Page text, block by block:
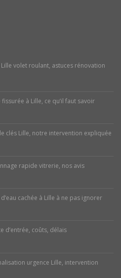
volet roulant, astuces rénovation
à Lille, ce qu’il faut savoir
clés Lille, notre intervention expliquée
rapide vitrerie, nos avis
cachée à Lille à ne pas ignorer
d’entrée, coûts, délais
urgence Lille, intervention